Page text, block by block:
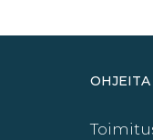
OHJEITA